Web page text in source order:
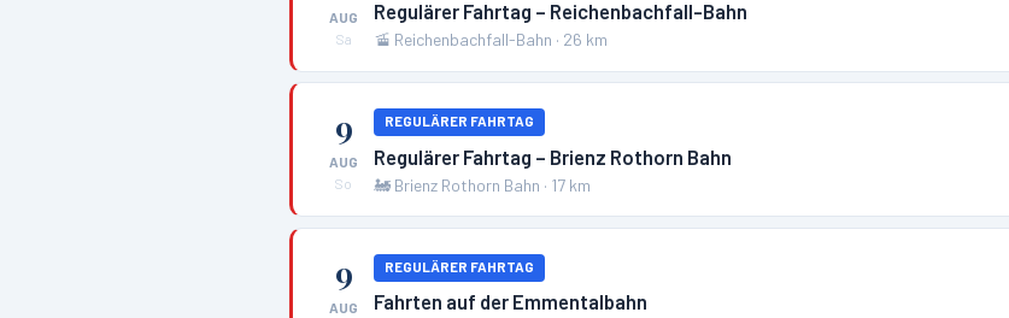
AUG
Sa
Regulärer Fahrtag – Reichenbachfall-Bahn
🚡 Reichenbachfall-Bahn · 26 km
9
AUG
So
REGULÄRER FAHRTAG
Regulärer Fahrtag – Brienz Rothorn Bahn
🚂 Brienz Rothorn Bahn · 17 km
9
AUG
REGULÄRER FAHRTAG
Fahrten auf der Emmentalbahn